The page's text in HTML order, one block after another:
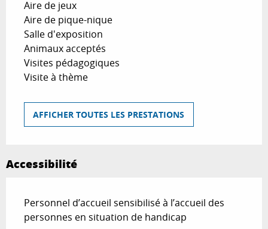
Aire de jeux
Aire de pique-nique
Salle d'exposition
Animaux acceptés
Visites pédagogiques
Visite à thème
AFFICHER TOUTES LES PRESTATIONS
Accessibilité
Personnel d’accueil sensibilisé à l’accueil des
personnes en situation de handicap